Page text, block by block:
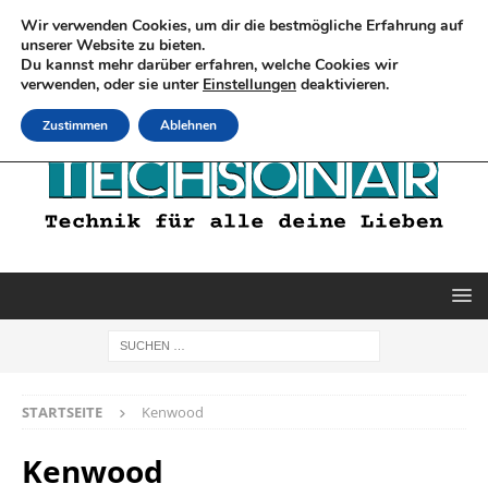
STARTSEITE Kenwood
Kenwood
Wir verwenden Cookies, um dir die bestmögliche Erfahrung auf
unserer Website zu bieten.
Du kannst mehr darüber erfahren, welche Cookies wir
verwenden, oder sie unter Einstellungen deaktivieren.
Zustimmen Ablehnen